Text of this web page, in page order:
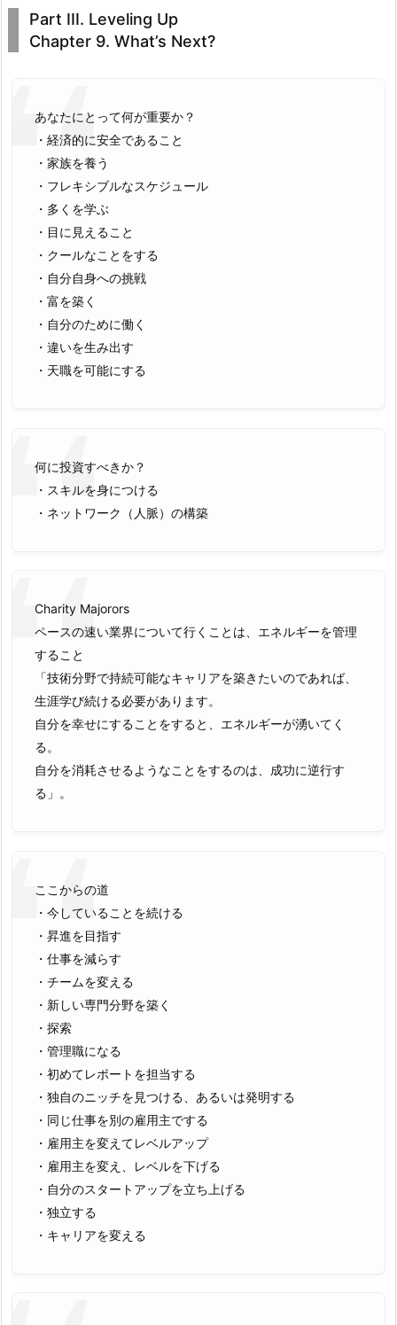
Part III. Leveling Up
Chapter 9. What’s Next?
あなたにとって何が重要か？
・経済的に安全であること
・家族を養う
・フレキシブルなスケジュール
・多くを学ぶ
・目に見えること
・クールなことをする
・自分自身への挑戦
・富を築く
・自分のために働く
・違いを生み出す
・天職を可能にする
何に投資すべきか？
・スキルを身につける
・ネットワーク（人脈）の構築
Charity Majorors
ペースの速い業界について行くことは、エネルギーを管理
すること
「技術分野で持続可能なキャリアを築きたいのであれば、
生涯学び続ける必要があります。
自分を幸せにすることをすると、エネルギーが湧いてく
る。
自分を消耗させるようなことをするのは、成功に逆行す
る」。
ここからの道
・今していることを続ける
・昇進を目指す
・仕事を減らす
・チームを変える
・新しい専門分野を築く
・探索
・管理職になる
・初めてレポートを担当する
・独自のニッチを見つける、あるいは発明する
・同じ仕事を別の雇用主でする
・雇用主を変えてレベルアップ
・雇用主を変え、レベルを下げる
・自分のスタートアップを立ち上げる
・独立する
・キャリアを変える